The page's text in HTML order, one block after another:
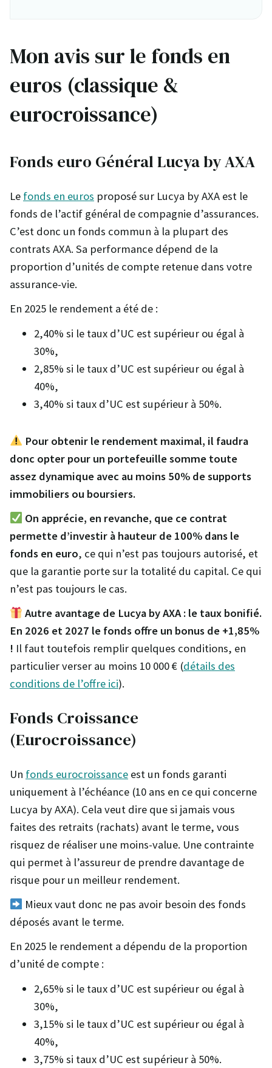
Mon avis sur le fonds en
euros (classique &
eurocroissance)
Fonds euro Général Lucya by AXA
Le fonds en euros proposé sur Lucya by AXA est le
fonds de l’actif général de compagnie d’assurances.
C’est donc un fonds commun à la plupart des
contrats AXA. Sa performance dépend de la
proportion d’unités de compte retenue dans votre
assurance-vie.
En 2025 le rendement a été de :
2,40% si le taux d’UC est supérieur ou égal à
30%,
2,85% si le taux d’UC est supérieur ou égal à
40%,
3,40% si taux d’UC est supérieur à 50%.
Pour obtenir le rendement maximal, il faudra
donc opter pour un portefeuille somme toute
assez dynamique avec au moins 50% de supports
immobiliers ou boursiers.
On apprécie, en revanche, que ce contrat
permette d’investir à hauteur de 100% dans le
fonds en euro, ce qui n’est pas toujours autorisé, et
que la garantie porte sur la totalité du capital. Ce qui
n’est pas toujours le cas.
Autre avantage de Lucya by AXA : le taux bonifié.
En 2026 et 2027 le fonds offre un bonus de +1,85%
! Il faut toutefois remplir quelques conditions, en
particulier verser au moins 10 000 € (détails des
conditions de l’offre ici).
Fonds Croissance
(Eurocroissance)
Un fonds eurocroissance est un fonds garanti
uniquement à l’échéance (10 ans en ce qui concerne
Lucya by AXA). Cela veut dire que si jamais vous
faites des retraits (rachats) avant le terme, vous
risquez de réaliser une moins-value. Une contrainte
qui permet à l’assureur de prendre davantage de
risque pour un meilleur rendement.
Mieux vaut donc ne pas avoir besoin des fonds
déposés avant le terme.
En 2025 le rendement a dépendu de la proportion
d’unité de compte :
2,65% si le taux d’UC est supérieur ou égal à
30%,
3,15% si le taux d’UC est supérieur ou égal à
40%,
3,75% si taux d’UC est supérieur à 50%.